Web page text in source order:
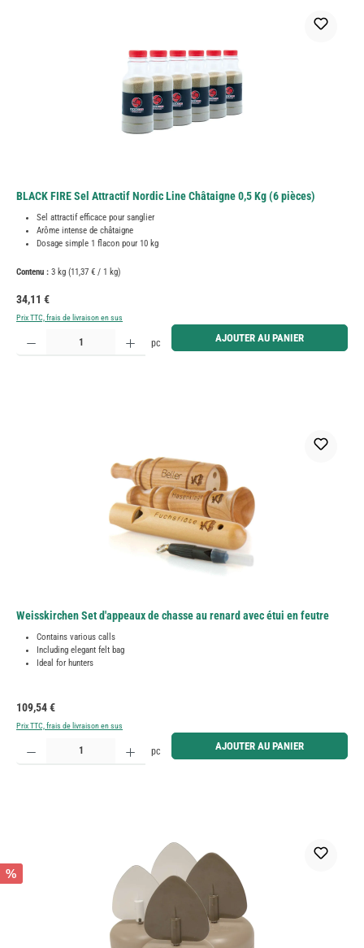
BLACK FIRE Sel Attractif Nordic Line Châtaigne 0,5 Kg (6 pièces)
Sel attractif efficace pour sanglier
Arôme intense de châtaigne
Dosage simple 1 flacon pour 10 kg
Contenu : 3 kg (11,37 € / 1 kg)
Prix régulier :
34,11 €
Prix TTC, frais de livraison en sus
Quantité de produit : Entrez la quantité souhaitée ou utilisez les boutons pour augmenter ou
pc AJOUTER AU PANIER
Weisskirchen Set d'appeaux de chasse au renard avec étui en feutre
Contains various calls
Including elegant felt bag
Ideal for hunters
Prix régulier :
109,54 €
Prix TTC, frais de livraison en sus
Quantité de produit : Entrez la quantité souhaitée ou utilisez les boutons pour augmenter ou
pc AJOUTER AU PANIER
%